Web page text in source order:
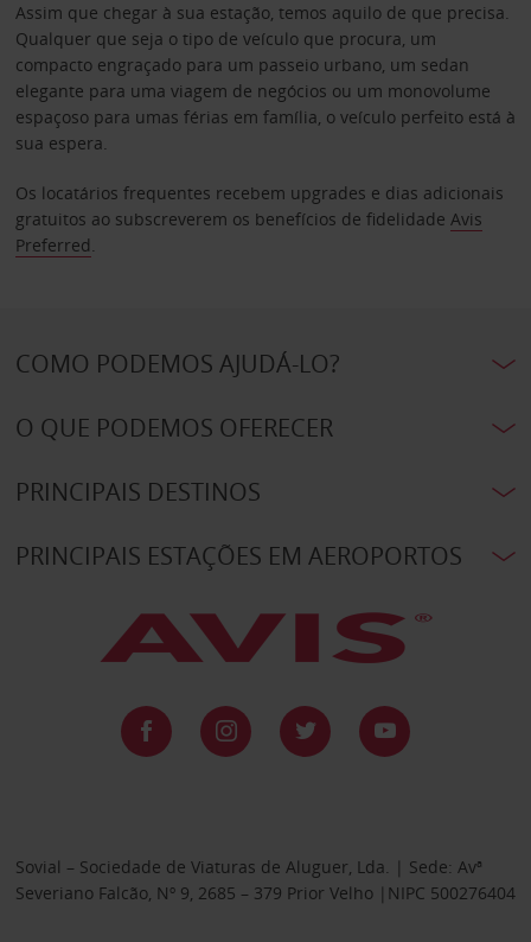
Assim que chegar à sua estação, temos aquilo de que precisa.
Qualquer que seja o tipo de veículo que procura, um
compacto engraçado para um passeio urbano, um sedan
elegante para uma viagem de negócios ou um monovolume
espaçoso para umas férias em família, o veículo perfeito está à
sua espera.
Os locatários frequentes recebem upgrades e dias adicionais
gratuitos ao subscreverem os benefícios de fidelidade Avis
Preferred.
COMO PODEMOS AJUDÁ-LO?
O QUE PODEMOS OFERECER
PRINCIPAIS DESTINOS
PRINCIPAIS ESTAÇÕES EM AEROPORTOS
Sovial – Sociedade de Viaturas de Aluguer, Lda. | Sede: Avª
Severiano Falcão, Nº 9, 2685 – 379 Prior Velho |NIPC 500276404